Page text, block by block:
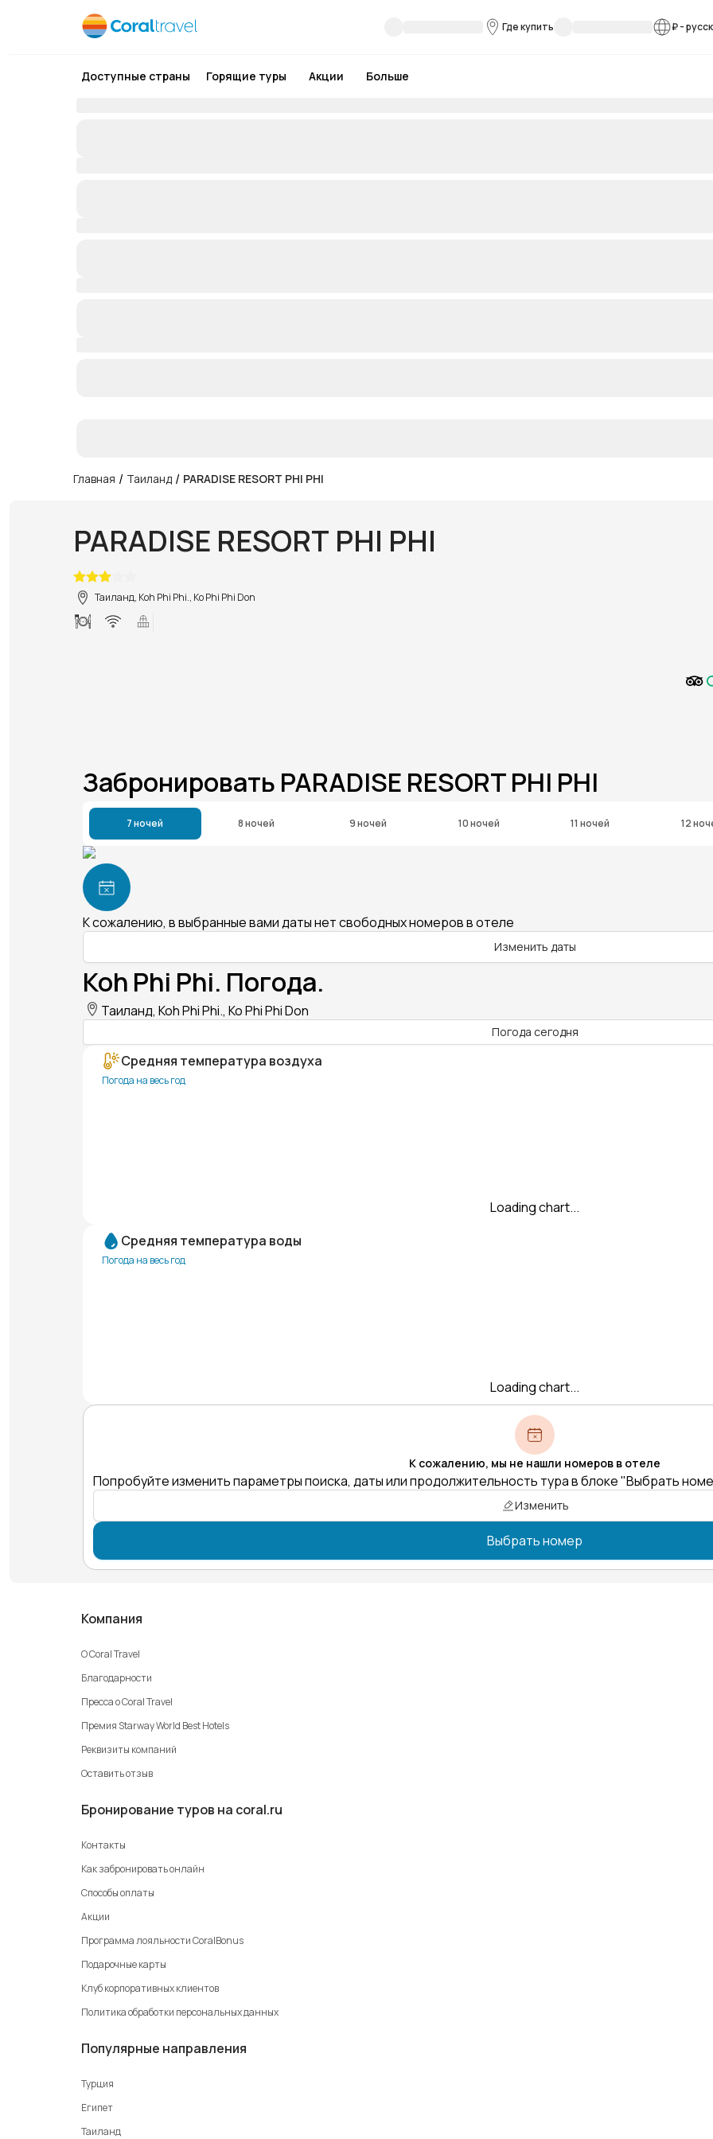
Где купить ₽-
Доступные страны Горящие туры Акции Больше
Главная / Таиланд / PARADISE RESORT PHI PHI
PARADISE RESORT PHI PHI
Таиланд, Koh Phi Phi., Ko Phi Phi Don
Забронировать PARADISE RESORT PHI PHI
7 ночей 8 ночей 9 ночей 10 ночей 11 ночей 12
К сожалению, в выбранные вами даты нет свободных номеров в отеле
Изменить даты
Koh Phi Phi. Погода.
Таиланд, Koh Phi Phi., Ko Phi Phi Don
Погода сегодня
Средняя температура воздуха
Погода на весь год
Loading chart...
Средняя температура воды
Погода на весь год
Loading chart...
К сожалению, мы не нашли номеров в отеле
Попробуйте изменить параметры поиска, даты или продолжительность тура в блоке "Выбрать
Изменить
Выбрать номер
Компания
О Coral Travel
Благодарности
Пресса о Coral Travel
Премия Starway World Best Hotels
Реквизиты компаний
Оставить отзыв
Бронирование туров на coral.ru
Контакты
Как забронировать онлайн
Способы оплаты
Акции
Программа лояльности CoralBonus
Подарочные карты
Клуб корпоративных клиентов
Политика обработки персональных данных
Популярные направления
Турция
Египет
Таиланд